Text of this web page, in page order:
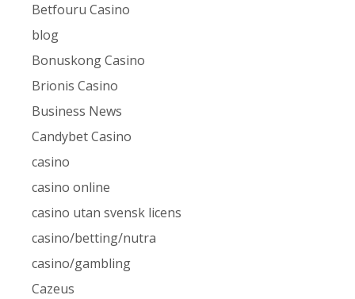
Betfouru Casino
blog
Bonuskong Casino
Brionis Casino
Business News
Candybet Casino
casino
casino online
casino utan svensk licens
casino/betting/nutra
casino/gambling
Cazeus